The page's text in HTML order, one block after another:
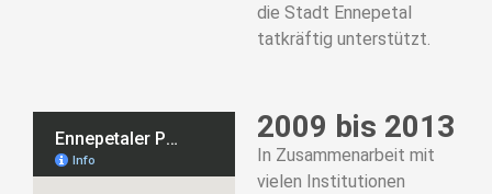
die Stadt Ennepetal
tatkräftig unterstützt.
2009 bis 2013
In Zusammenarbeit mit
vielen Institutionen